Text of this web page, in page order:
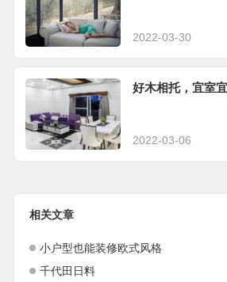
2022-03-30
好木相托，宜室
2022-03-06
相关文章
小户型也能装修欧式风格
千代田日料